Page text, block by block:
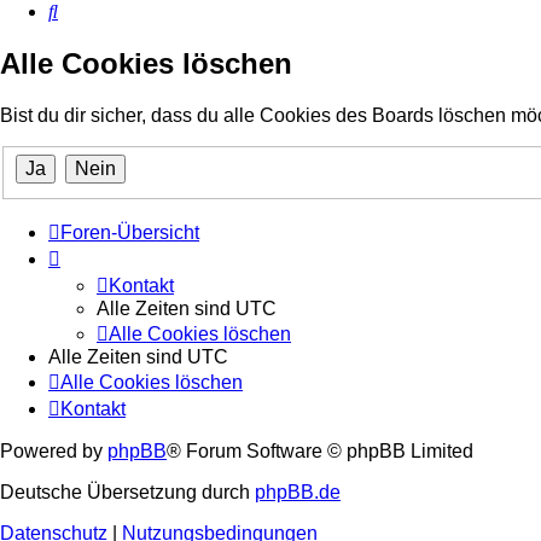
Suche
Alle Cookies löschen
Bist du dir sicher, dass du alle Cookies des Boards löschen
Foren-Übersicht
Kontakt
Alle Zeiten sind UTC
Alle Cookies löschen
Alle Zeiten sind UTC
Alle Cookies löschen
Kontakt
Powered by phpBB® Forum Software © phpBB Limited
Deutsche Übersetzung durch phpBB.de
Datenschutz
Nutzungsbedingungen